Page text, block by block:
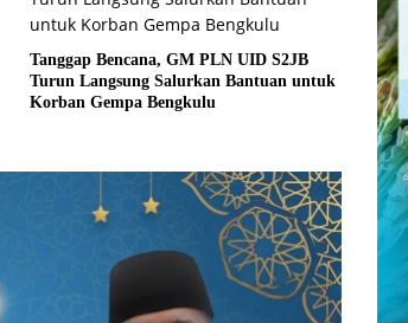
Tanggap Bencana, GM PLN UID S2JB
Turun Langsung Salurkan Bantuan untuk
Korban Gempa Bengkulu